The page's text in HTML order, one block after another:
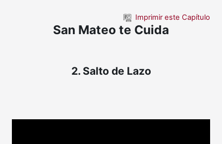
Imprimir este Capítulo
San Mateo te Cuida
2. Salto de Lazo